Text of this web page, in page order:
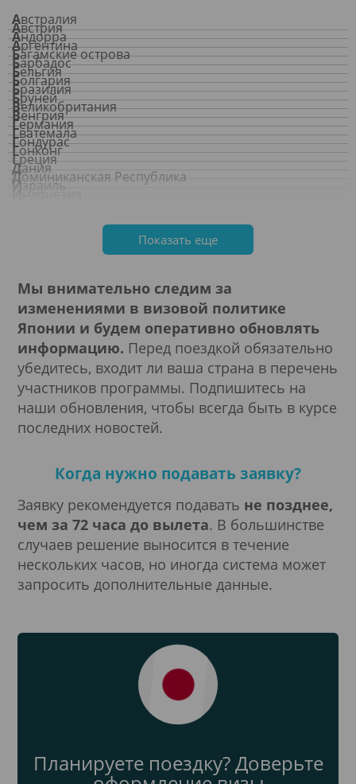
Австралия
Австрия
Андорра
Аргентина
Багамские острова
Барбадос
Бельгия
Болгария
Бразилия
Бруней
Великобритания
Венгрия
Германия
Гватемала
Гондурас
Гонконг
Греция
Дания
Доминиканская Республика
Израиль
Лесото
Литва
Лихтенштейн
Люксембург
Маврикий
Макао
Малайзия
Мальта
Мексика
Монако
Нидерланды
Новая Зеландия
Норвегия
Объединённые Арабские Эмираты (ОАЭ)
Панама
Польша
Португалия
Республика Корея
Румыния
Северная Македония
Сингапур
Словения
Соединённые Штаты Америки (США)
Суринам
Таиланд
Тайвань
Тунис
Турция
Уругвай
Финляндия
Франция
Хорватия
Чехия
Эстония
Показать еще
Мы внимательно следим за
изменениями в визовой политике
Японии и будем оперативно обновлять
информацию. Перед поездкой обязательно
убедитесь, входит ли ваша страна в перечень
участников программы. Подпишитесь на
наши обновления, чтобы всегда быть в курсе
последних новостей.
Когда нужно подавать заявку?
Заявку рекомендуется подавать не позднее,
чем за 72 часа до вылета. В большинстве
случаев решение выносится в течение
нескольких часов, но иногда система может
запросить дополнительные данные.
Планируете поездку? Доверьте